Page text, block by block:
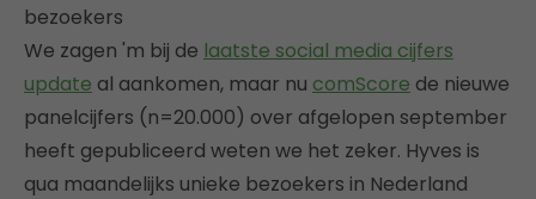
bezoekers
We zagen 'm bij de laatste social media cijfers
update al aankomen, maar nu comScore de nieuwe
panelcijfers (n=20.000) over afgelopen september
heeft gepubliceerd weten we het zeker. Hyves is
qua maandelijks unieke bezoekers in Nederland